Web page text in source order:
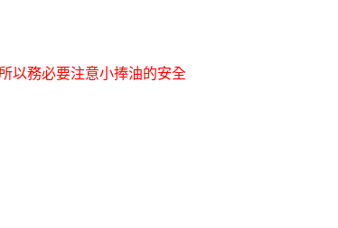
以務必要注意小捧油的安全